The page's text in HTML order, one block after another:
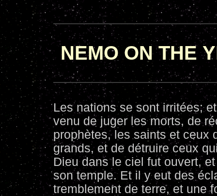
NEMO ON THE
Les nations se sont irritées;
venu de juger les morts, de
prophètes, les saints et ceux
grands, et de détruire ceux
Dieu dans le ciel fut ouvert,
son temple. Et il y eut des
tremblement de terre, et une